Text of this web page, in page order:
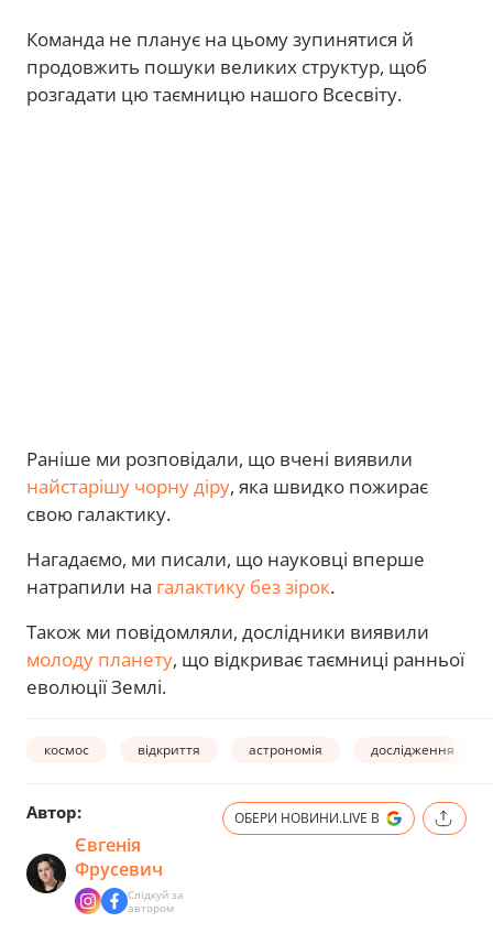
Команда не планує на цьому зупинятися й
продовжить пошуки великих структур, щоб
розгадати цю таємницю нашого Всесвіту.
Раніше ми розповідали, що вчені виявили
найстарішу чорну діру, яка швидко пожирає
свою галактику.
Нагадаємо, ми писали, що науковці вперше
натрапили на галактику без зірок.
Також ми повідомляли, дослідники виявили
молоду планету, що відкриває таємниці ранньої
еволюції Землі.
космос відкриття астрономія дослідження
Автор:
Євгенія
Фрусевич
Слідкуй за
автором
ОБЕРИ НОВИНИ.LIVE В